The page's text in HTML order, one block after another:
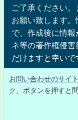
ご了承ください
お願い致します
で、作成後に情
ネ等の著作権侵
だけますと幸いで
お問い合わせのサイ
ク、ボタンを押すと